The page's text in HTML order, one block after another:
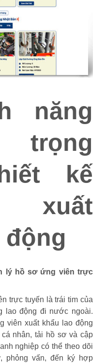
năng
kế
xuất
động
lý hồ sơ ứng viên trực
trực tuyến là trái tim của
lao động đi nước ngoài.
viên xuất khẩu lao động
nhân, tải hồ sơ và cập
nghiệp có thể theo dõi
phỏng vấn, đến ký hợp